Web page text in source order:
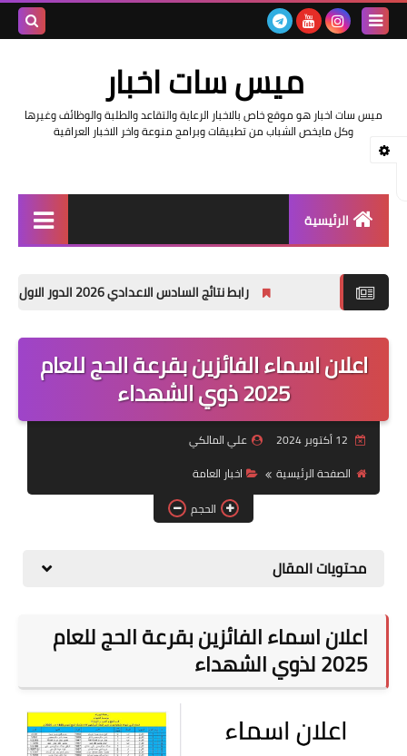
ميس سات اخبار
ميس سات اخبار هو موقع خاص بالاخبار الرعاية والتقاعد والطلبة والوظائف وغيرها
وكل مايخص الشباب من تطبيقات وبرامج منوعة واخر الاخبار العراقية
الرئيسية
اخبار وزارة التربية والتعليم
اخبار وزارة العمل وهيئة
قسم التطبيقات
قطع الاراضي
رابط نتائج السادس الاعدادي 2026 الدور الاول في العراق | موقع نتائجنا
اعلان اسماء الفائزين بقرعة الحج للعام
2025 ذوي الشهداء
علي المالكي
الصفحة الرئيسية
اخبار العامة
الحجم
محتويات المقال
اعلان اسماء الفائزين بقرعة الحج للعام
2025 لذوي الشهداء